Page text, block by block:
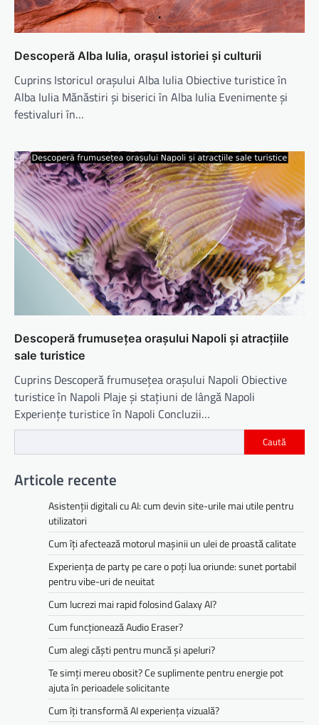
Descoperă Alba Iulia, orașul istoriei și culturii
Cuprins Istoricul orașului Alba Iulia Obiective turistice în
Alba Iulia Mănăstiri și biserici în Alba Iulia Evenimente și
festivaluri în…
Descoperă frumusețea orașului Napoli și atracțiile
sale turistice
Cuprins Descoperă frumusețea orașului Napoli Obiective
turistice în Napoli Plaje și stațiuni de lângă Napoli
Experiențe turistice în Napoli Concluzii…
Caută
Articole recente
Asistenții digitali cu AI: cum devin site-urile mai utile pentru
utilizatori
Cum îți afectează motorul mașinii un ulei de proastă calitate
Experiența de party pe care o poți lua oriunde: sunet portabil
pentru vibe-uri de neuitat
Cum lucrezi mai rapid folosind Galaxy AI?
Cum funcționează Audio Eraser?
Cum alegi căști pentru muncă și apeluri?
Te simți mereu obosit? Ce suplimente pentru energie pot
ajuta în perioadele solicitante
Cum îți transformă AI experiența vizuală?